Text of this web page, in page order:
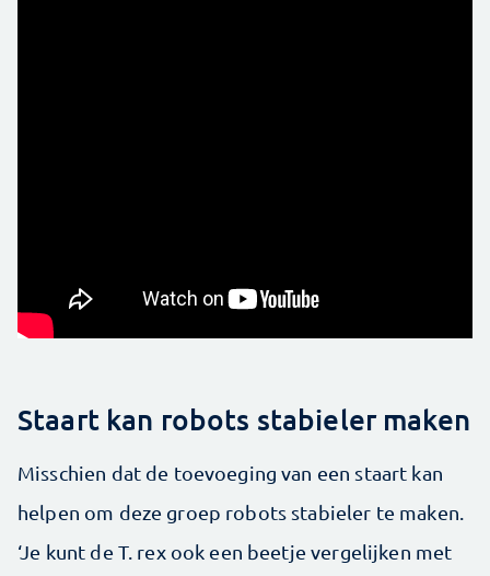
Staart kan robots stabieler maken
Misschien dat de toevoeging van een staart kan
helpen om deze groep robots stabieler te maken.
‘Je kunt de T. rex ook een beetje vergelijken met